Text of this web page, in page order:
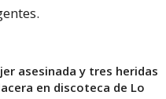
asesinada y tres heridas
en discoteca de Lo